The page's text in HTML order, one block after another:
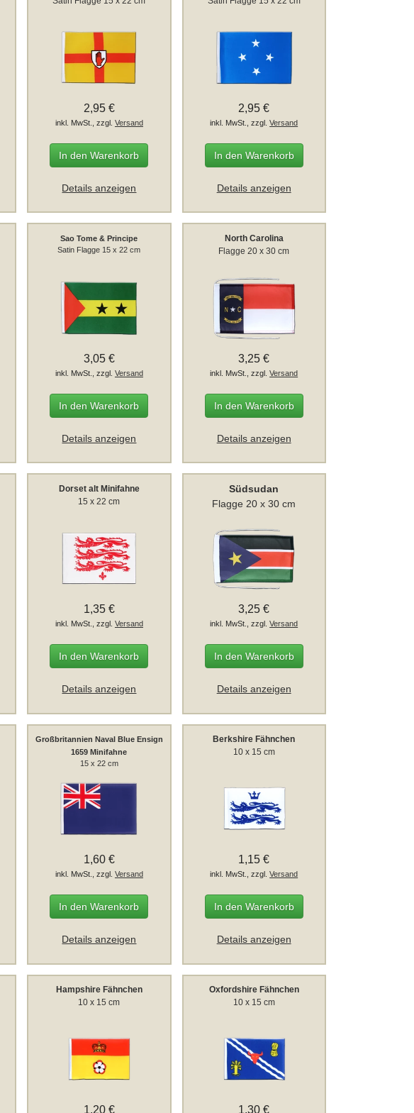
2,95 €
inkl. MwSt., zzgl. Versand
In den Warenkorb
Details anzeigen
2,95 €
inkl. MwSt., zzgl.Versand
In den Warenkorb
Details anzeigen
Sao Tome & Principe
Satin Flagge 15 x 22 cm
3,05 €
inkl. MwSt., zzgl. Versand
In den Warenkorb
Details anzeigen
North Carolina
Flagge 20 x 30 cm
3,25 €
inkl. MwSt., zzgl.Versand
In den Warenkorb
Details anzeigen
Dorset alt Minifahne
15 x 22 cm
1,35 €
inkl. MwSt., zzgl. Versand
In den Warenkorb
Details anzeigen
Südsudan
Flagge 20 x 30 cm
3,25 €
inkl. MwSt., zzgl.Versand
In den Warenkorb
Details anzeigen
Großbritannien Naval Blue Ensign
1659 Minifahne
15 x 22 cm
1,60 €
inkl. MwSt., zzgl. Versand
In den Warenkorb
Details anzeigen
Berkshire Fähnchen
10 x 15 cm
1,15 €
inkl. MwSt., zzgl.Versand
In den Warenkorb
Details anzeigen
Hampshire Fähnchen
10 x 15 cm
1,20 €
Oxfordshire Fähnchen
10 x 15 cm
1,30 €